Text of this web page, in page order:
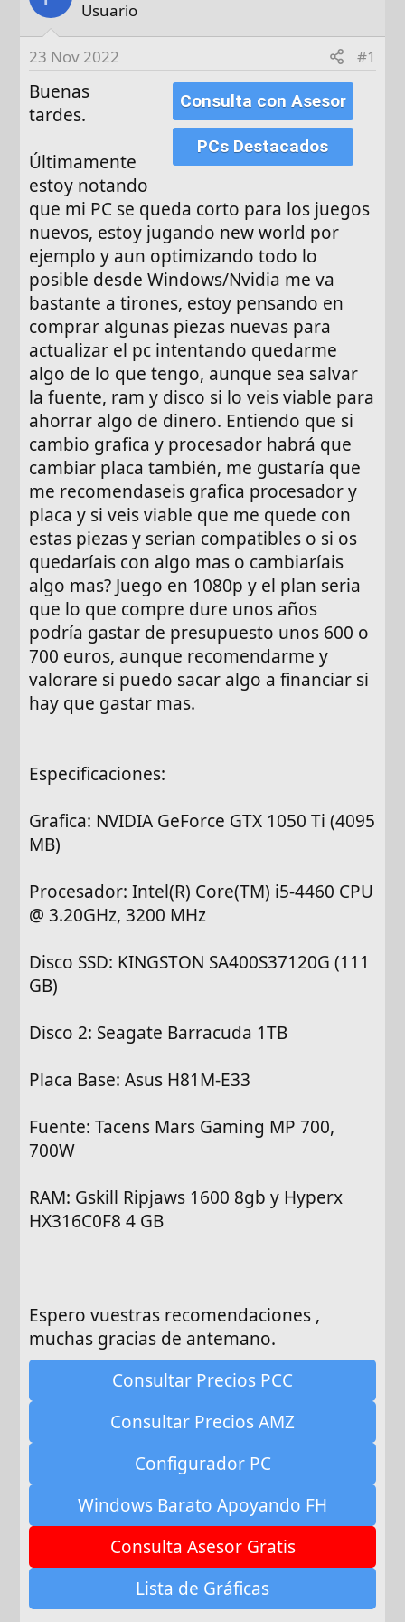
d
n
o
Usuario
23 Nov 2022 #1
Consulta con Asesor
PCs Destacados
Buenas
tardes.
Últimamente
estoy notando
que mi PC se queda corto para los juegos
nuevos, estoy jugando new world por
ejemplo y aun optimizando todo lo
posible desde Windows/Nvidia me va
bastante a tirones, estoy pensando en
comprar algunas piezas nuevas para
actualizar el pc intentando quedarme
algo de lo que tengo, aunque sea salvar
la fuente, ram y disco si lo veis viable para
ahorrar algo de dinero. Entiendo que si
cambio grafica y procesador habrá que
cambiar placa también, me gustaría que
me recomendaseis grafica procesador y
placa y si veis viable que me quede con
estas piezas y serian compatibles o si os
quedaríais con algo mas o cambiaríais
algo mas? Juego en 1080p y el plan seria
que lo que compre dure unos años
podría gastar de presupuesto unos 600 o
700 euros, aunque recomendarme y
valorare si puedo sacar algo a financiar si
hay que gastar mas.
Especificaciones:
Grafica: NVIDIA GeForce GTX 1050 Ti (4095
MB)
Procesador: Intel(R) Core(TM) i5-4460 CPU
@ 3.20GHz, 3200 MHz
Disco SSD: KINGSTON SA400S37120G (111
GB)
Disco 2: Seagate Barracuda 1TB
Placa Base: Asus H81M-E33
Fuente: Tacens Mars Gaming MP 700,
700W
RAM: Gskill Ripjaws 1600 8gb y Hyperx
HX316C0F8 4 GB
Espero vuestras recomendaciones ,
muchas gracias de antemano.
Consultar Precios PCC
Consultar Precios AMZ
Configurador PC
Windows Barato Apoyando FH
Consulta Asesor Gratis
Lista de Gráficas